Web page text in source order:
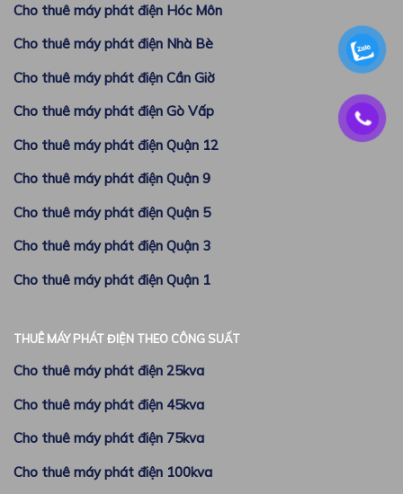
Cho thuê máy phát điện Hóc Môn
Cho thuê máy phát điện Nhà Bè
Cho thuê máy phát điện Cần Giờ
Cho thuê máy phát điện Gò Vấp
Cho thuê máy phát điện Quận 12
Cho thuê máy phát điện Quận 9
Cho thuê máy phát điện Quận 5
Cho thuê máy phát điện Quận 3
Cho thuê máy phát điện Quận 1
THUÊ MÁY PHÁT ĐIỆN THEO CÔNG SUẤT
Cho thuê máy phát điện 25kva
Cho thuê máy phát điện 45kva
Cho thuê máy phát điện 75kva
Cho thuê máy phát điện 100kva